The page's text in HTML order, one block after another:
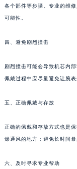
各个部件等步骤。专业的维
可能性。
四、避免剧烈撞击
剧烈撞击可能会导致机芯内
佩戴过程中应尽量避免让腕表
五、正确佩戴与存放
正确的佩戴和存放方式也是
燥通风的地方；避免长时间
六、及时寻求专业帮助